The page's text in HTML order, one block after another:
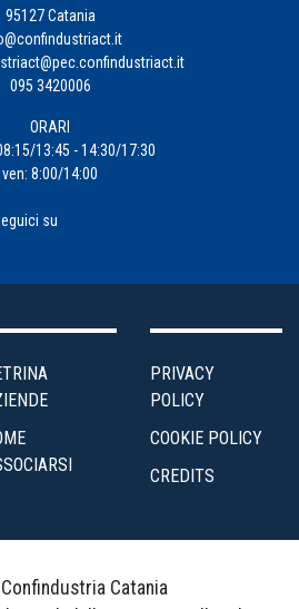
95127 Catania
095 3420006
ORARI
13:45 - 14:30/17:30
ven: 8:00/14:00
su
PRIVACY
POLICY
COOKIE POLICY
CREDITS
Catania